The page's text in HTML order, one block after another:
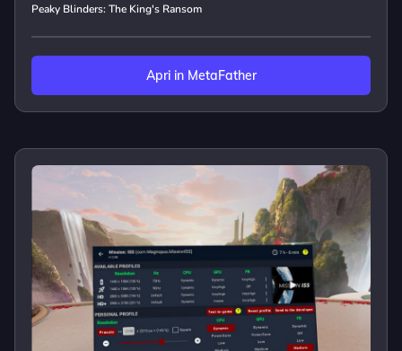
Peaky Blinders: The King's Ransom
Apri in MetaFather